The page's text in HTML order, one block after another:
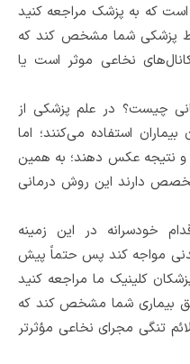
است که به پزشک مراجعه کنید
پزشکی شما مشخص کند که
نخاعی موثر است یا
چیست؟ در علم پزشکی از
بیماران استفاده می‌کنند؛ اما
و نتیجه عکس دهند؛ به همین
تخصص دارند این روش درمانی
خودسرانه در این زمینه
مواجه کند پس حتماً پیش
کلینیک ما مراجعه کنید
بیماری شما مشخص کند که
تنگی مجرای نخاعی مؤثرتر